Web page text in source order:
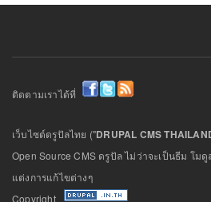
ติดตามเราได้ที่
เว็บไซต์ดรูปัลไทย ("DRUPAL CMS
Open Source CMS ดรูปัล ไม่ว่าจะเป็นธีม โม
แต่งการแก้ไขต่างๆ
Copyright